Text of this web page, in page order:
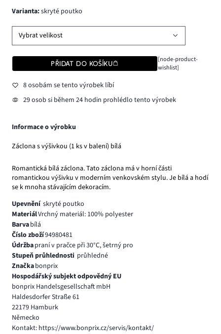
varianta:skryté poutko
Vybrat velikost
PŘIDAT DO KOŠÍKU
[node-product-
wishlist]
8 osobám se tento výrobek líbí
29 osob si během 24 hodin prohlédlo tento výrobek
Informace o výrobku
Záclona s výšivkou (1 ks v balení) bílá
Romantická bílá záclona. Tato záclona má v horní části
romantickou výšivku v moderním venkovském stylu. Je bílá a hodí
se k mnoha stávajícím dekoracím.
Upevnění skryté poutko
MateriálVrchný materiál: 100% polyester
Barvabílá
Číslo zboží94980481
Údržbapraní v pračce při 30°C, šetrný pro
Stupeň průhlednosti průhledné
Značkabonprix
Hospodářský subjekt odpovědný EU
bonprix Handelsgesellschaft mbH
Haldesdorfer Straße 61
22179 Hamburk
Německo
Kontakt: https://www.bonprix.cz/servis/kontakt/